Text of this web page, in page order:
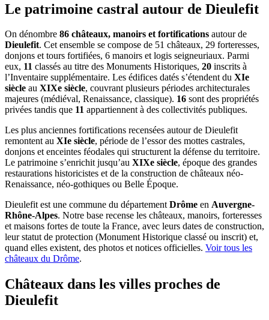
Le patrimoine castral autour de Dieulefit
On dénombre 86 châteaux, manoirs et fortifications autour de
Dieulefit. Cet ensemble se compose de 51 châteaux, 29 forteresses,
donjons et tours fortifiées, 6 manoirs et logis seigneuriaux. Parmi
eux, 11 classés au titre des Monuments Historiques, 20 inscrits à
l’Inventaire supplémentaire. Les édifices datés s’étendent du XIe
siècle au XIXe siècle, couvrant plusieurs périodes architecturales
majeures (médiéval, Renaissance, classique). 16 sont des propriétés
privées tandis que 11 appartiennent à des collectivités publiques.
Les plus anciennes fortifications recensées autour de Dieulefit
remontent au XIe siècle, période de l’essor des mottes castrales,
donjons et enceintes féodales qui structurent la défense du territoire.
Le patrimoine s’enrichit jusqu’au XIXe siècle, époque des grandes
restaurations historicistes et de la construction de châteaux néo-
Renaissance, néo-gothiques ou Belle Époque.
Dieulefitest une commune du départementDrôme en Auvergne-
Rhône-Alpes. Notre base recense les châteaux, manoirs, forteresses
et maisons fortes de toute la France, avec leurs dates de construction,
leur statut de protection (Monument Historique classé ou inscrit) et,
quand elles existent, des photos et notices officielles. Voir tous les
châteaux du Drôme.
Châteaux dans les villes proches de
Dieulefit